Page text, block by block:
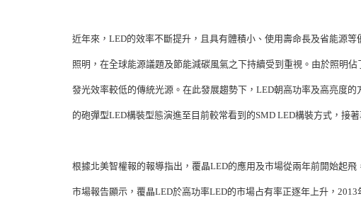
近年來，LED的效率不斷提升，且具有體積小、使用壽命長及省能源
照明，在全球能源議題及節能減碳風氣之下持續受到重視。由於照明
發光效率較低的傳統光源。在此發展趨勢下，LED朝高功率及高亮度
的砲彈型LED構裝型態演進至目前較常看到的SMD LED構裝方式，接
根據北美智權報的報導指出，覆晶LED的應用及市場從兩年前開始起
市場報告顯示，覆晶LED於高功率LED的市場占有率正逐年上升，